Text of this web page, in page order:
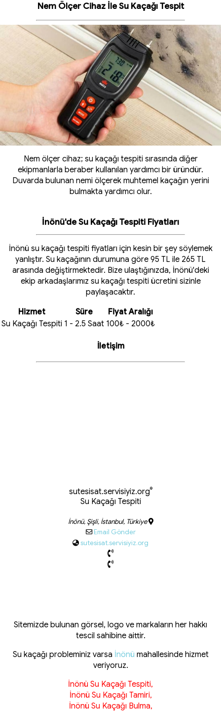
Nem Ölçer Cihaz İle Su Kaçağı Tespit
Nem ölçer cihaz; su kaçağı tespiti sırasında diğer
ekipmanlarla beraber kullanılan yardımcı bir üründür.
Duvarda bulunan nemi ölçerek muhtemel kaçağın yerini
bulmakta yardımcı olur.
İnönü'de Su Kaçağı Tespiti Fiyatları
İnönü su kaçağı tespiti fiyatları için kesin bir şey söylemek
yanlıştır. Su kaçağının durumuna göre 95 TL ile 265 TL
arasında değiştirmektedir. Bize ulaştığınızda, İnönü'deki
ekip arkadaşlarımız su kaçağı tespiti ücretini sizinle
paylaşacaktır.
Hizmet
Süre
Fiyat Aralığı
Su Kaçağı Tespiti 1 - 2.5 Saat 100₺ - 2000₺
İletişim
sutesisat.servisiyiz.org®
Su Kaçağı Tespiti
İnönü, Şişli, İstanbul, Türkiye
Email Gönder
sutesisat.servisiyiz.org
Sitemizde bulunan görsel, logo ve markaların her hakkı
tescil sahibine aittir.
Su kaçağı probleminiz varsa İnönü mahallesinde hizmet
veriyoruz.
İnönü Su Kaçağı Tespiti,
İnönü Su Kaçağı Tamiri,
İnönü Su Kaçağı Bulma,